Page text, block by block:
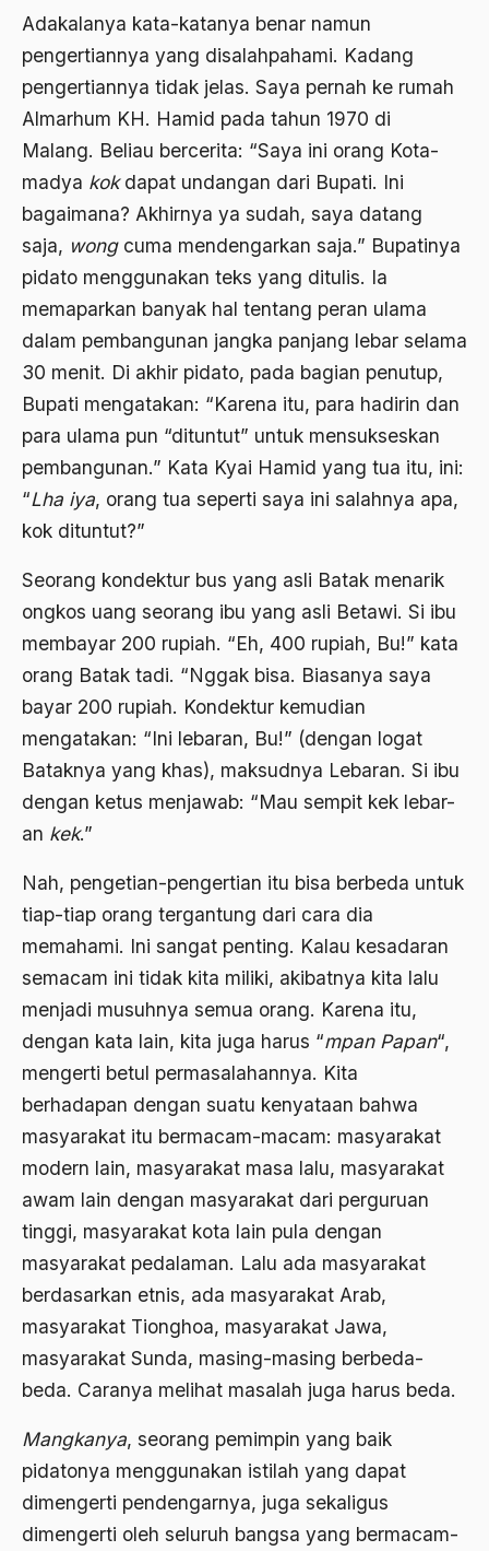
Adakalanya kata-katanya benar namun
pengertiannya yang disalahpahami. Kadang
pengertiannya tidak jelas. Saya pernah ke rumah
Almarhum KH. Hamid pada tahun 1970 di
Malang. Beliau bercerita: “Saya ini orang Kota-
madya kokdapat undangan dari Bupati. Ini
bagaimana? Akhirnya ya sudah, saya datang
saja, wongcuma mendengarkan saja.” Bupatinya
pidato menggunakan teks yang ditulis. Ia
memaparkan banyak hal tentang peran ulama
dalam pembangunan jangka panjang lebar selama
30 menit. Di akhir pidato, pada bagian penutup,
Bupati mengatakan: “Karena itu, para hadirin dan
para ulama pun “dituntut” untuk mensukseskan
pembangunan.” Kata Kyai Hamid yang tua itu, ini:
“Lha iya, orang tua seperti saya ini salahnya apa,
kok dituntut?”
Seorang kondektur bus yang asli Batak menarik
ongkos uang seorang ibu yang asli Betawi. Si ibu
membayar 200 rupiah. “Eh, 400 rupiah, Bu!” kata
orang Batak tadi. “Nggak bisa. Biasanya saya
bayar 200 rupiah. Kondektur kemudian
mengatakan: “Ini lebaran, Bu!” (dengan logat
Bataknya yang khas), maksudnya Lebaran. Si ibu
dengan ketus menjawab: “Mau sempit kek lebar-
an kek.”
Nah, pengetian-pengertian itu bisa berbeda untuk
tiap-tiap orang tergantung dari cara dia
memahami. Ini sangat penting. Kalau kesadaran
semacam ini tidak kita miliki, akibatnya kita lalu
menjadi musuhnya semua orang. Karena itu,
dengan kata lain, kita juga harus “mpan Papan“,
mengerti betul permasalahannya. Kita
berhadapan dengan suatu kenyataan bahwa
masyarakat itu bermacam-macam: masyarakat
modern lain, masyarakat masa lalu, masyarakat
awam lain dengan masyarakat dari perguruan
tinggi, masyarakat kota lain pula dengan
masyarakat pedalaman. Lalu ada masyarakat
berdasarkan etnis, ada masyarakat Arab,
masyarakat Tionghoa, masyarakat Jawa,
masyarakat Sunda, masing-masing berbeda-
beda. Caranya melihat masalah juga harus beda.
Mangkanya, seorang pemimpin yang baik
pidatonya menggunakan istilah yang dapat
dimengerti pendengarnya, juga sekaligus
dimengerti oleh seluruh bangsa yang bermacam-
area studies
Argentina
Ariel Saron
Ario Wowor
Aristoteles
Arnold Y. Toynbeen
Arogansi Birokrasi
Arrigo Sacchi
Arswendo
Arswendo Atmowiloto
Arti Kepemimpinan
artikel gus dur
asal-usul tradisi keilmuan pesantren
Asas Islam
Asas Keagamaan
asas kebangsaan
Asas Organisasi Islam
Asas Pancasila
Asas Permusyawaratan
Asas Pluralisme
Asas Tunggal
asean
Asghar Ali Engineer
Ashram Ghandi
Asia
Asia Tenggara
Asimilasi
Askar
Aspek Etika
Aspek Politis
Aspek religius Agama
asrul sani
Aswad Mahasin